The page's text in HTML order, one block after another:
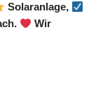
Solaranlage,
Wir